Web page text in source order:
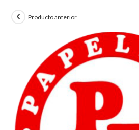
Producto anterior